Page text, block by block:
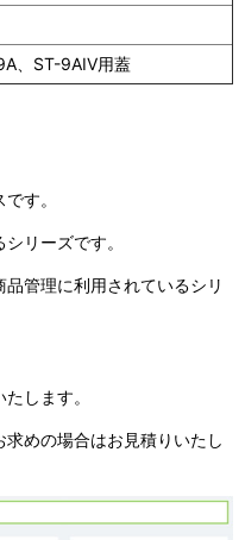
、ST-9AIV用蓋
す。
リーズです。
管理に利用されているシリ
します。
めの場合はお見積りいたし